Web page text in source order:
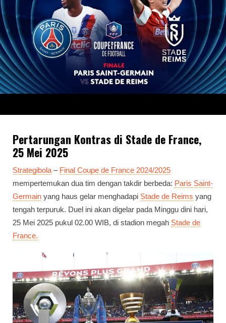
Pertarungan Kontras di Stade de France,
25 Mei 2025
Strategibola – Final Coupe de France 2024/2025
mempertemukan dua tim dengan takdir berbeda: Paris Saint-
Germain yang haus gelar menghadapi Stade de Reims yang
tengah terpuruk. Duel ini akan digelar pada Minggu dini hari,
25 Mei 2025 pukul 02.00 WIB, di stadion megah Stade de
France.